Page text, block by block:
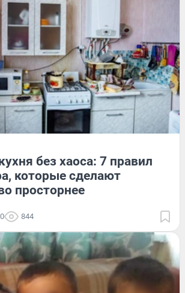
без хаоса: 7 правил
которые сделают
просторнее
844